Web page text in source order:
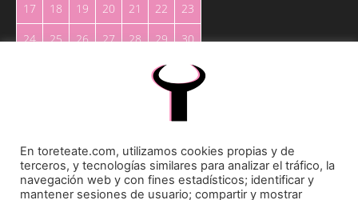
17
18 19 20 21 22
23
24
25 26 27 28 29
30
En toreteate.com, utilizamos cookies propias y de
terceros, y tecnologías similares para analizar el tráfico, la
navegación web y con fines estadísticos; identificar y
mantener sesiones de usuario; compartir y mostrar